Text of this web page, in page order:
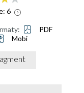
6
PDF
Mobi